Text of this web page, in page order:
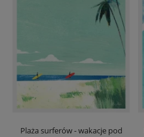
Plaża surferów - wakacje pod